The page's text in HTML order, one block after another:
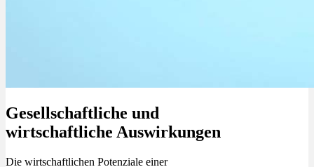
Gesellschaftliche und
wirtschaftliche Auswirkungen
Die wirtschaftlichen Potenziale einer